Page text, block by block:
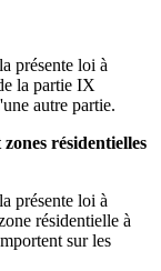
présente loi à
la partie IX
autre partie.
résidentielles
présente loi à
résidentielle à
sur les